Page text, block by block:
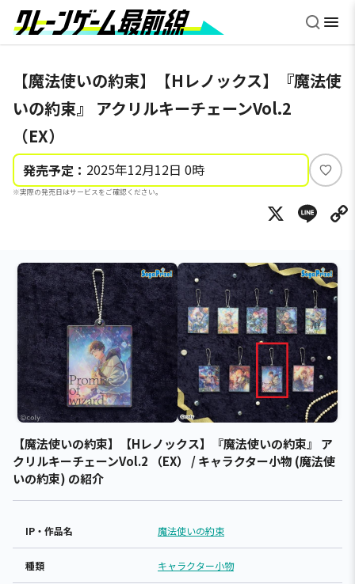
【魔法使いの約束】【Hレノックス】『魔法使
いの約束』 アクリルキーチェーンVol.2
（EX）
発売予定： 2025年12月12日 0時
※実際の発売日はサービスをご確認ください。
い
ね
X
【魔法使いの約束】【Hレノックス】『魔法使いの約束』 ア
クリルキーチェーンVol.2 （EX） / キャラクター小物 (魔法使
いの約束) の紹介
IP・作品名 魔法使いの約束
種類 キャラクター小物